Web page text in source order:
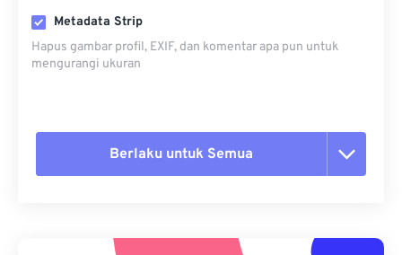
Metadata Strip
Hapus gambar profil, EXIF, dan komentar apa pun untuk
mengurangi ukuran
Berlaku untuk Semua
Terapkan dari Preset